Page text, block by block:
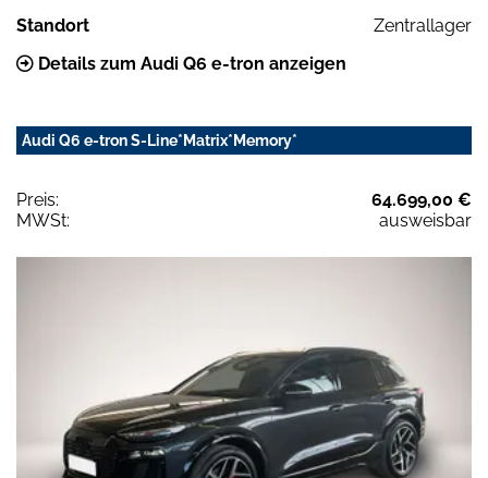
Standort
Zentrallager
Details zum Audi Q6 e-tron anzeigen
Audi Q6 e-tron S-Line*Matrix*Memory*
Preis:
64.699,00 €
MWSt:
ausweisbar